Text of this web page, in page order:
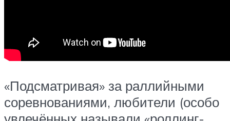
«Подсматривая» за раллийными
соревнованиями, любители (особо